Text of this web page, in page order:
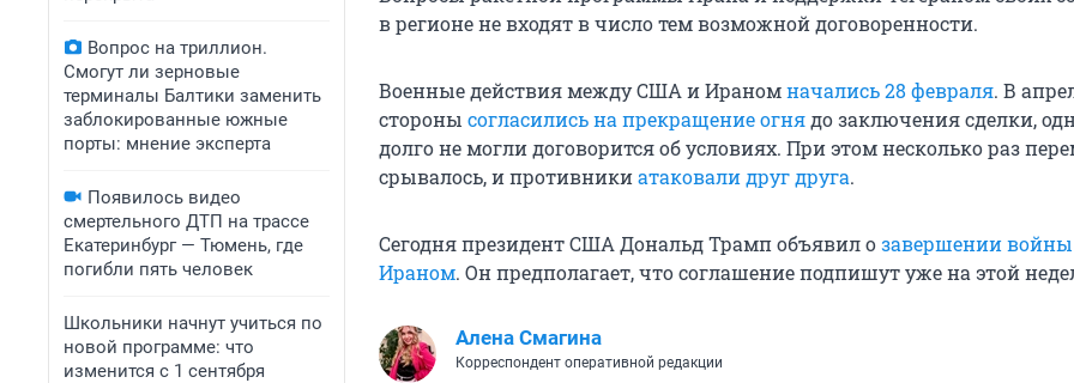
Вопрос на триллион.
Смогут ли зерновые
терминалы Балтики заменить
заблокированные южные
порты: мнение эксперта
Появилось видео
смертельного ДТП на трассе
Екатеринбург — Тюмень, где
погибли пять человек
Школьники начнут учиться по
новой программе: что
изменится с 1 сентября
в регионе не входят в число тем возможной договоренности.
Военные действия между США и Ираномначались 28 февраля. В
стороны согласились на прекращение огнядо заключения сделки,
долго не могли договорится об условиях. При этом несколько раз
срывалось, и противникиатаковали друг друга.
Сегодня президент США Дональд Трамп объявил озавершении войны
Ираном. Он предполагает, что соглашение подпишут уже на этой
Алена Смагина
Корреспондент оперативной редакции